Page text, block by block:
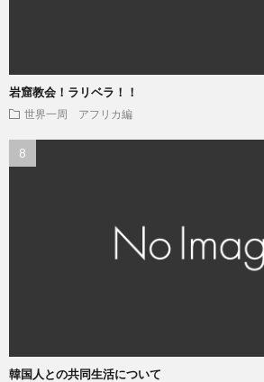
岩窟教会！ラリベラ！！
世界一周 アフリカ編
韓国人との共同生活について